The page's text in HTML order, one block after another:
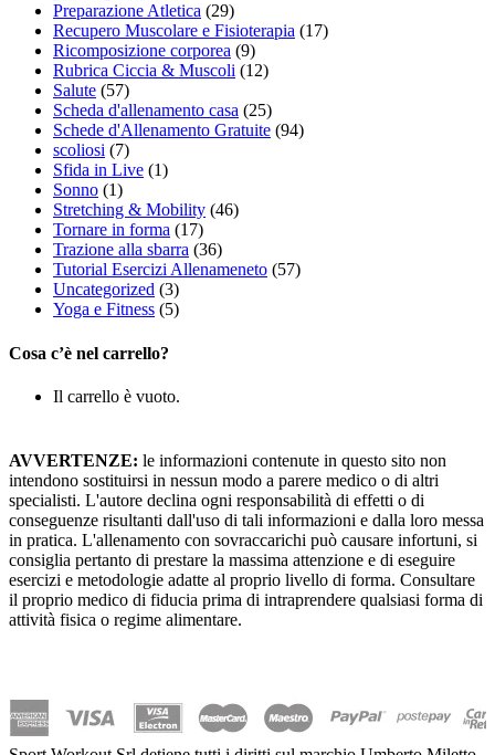
Preparazione Atletica (29)
Recupero Muscolare e Fisioterapia (17)
Ricomposizione corporea (9)
Rubrica Ciccia & Muscoli (12)
Salute (57)
Scheda d'allenamento casa (25)
Schede d'Allenamento Gratuite (94)
scoliosi (7)
Sfida in Live (1)
Sonno (1)
Stretching & Mobility (46)
Tornare in forma (17)
Trazione alla sbarra (36)
Tutorial Esercizi Allenameneto (57)
Uncategorized (3)
Yoga e Fitness (5)
Cosa c’è nel carrello?
Il carrello è vuoto.
AVVERTENZE: le informazioni contenute in questo sito non
intendono sostituirsi in nessun modo a parere medico o di altri
specialisti. L'autore declina ogni responsabilità di effetti o di
conseguenze risultanti dall'uso di tali informazioni e dalla loro messa
in pratica. L'allenamento con sovraccarichi può causare infortuni, si
consiglia pertanto di prestare la massima attenzione e di eseguire
esercizi e metodologie adatte al proprio livello di forma. Consultare
il proprio medico di fiducia prima di intraprendere qualsiasi forma di
attività fisica o regime alimentare.